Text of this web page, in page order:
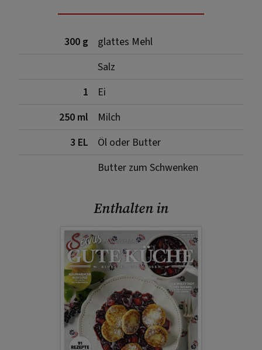
300 g
glattes Mehl
Salz
1
Ei
250 ml
Milch
3 EL
Öl oder Butter
Butter zum Schwenken
Enthalten in